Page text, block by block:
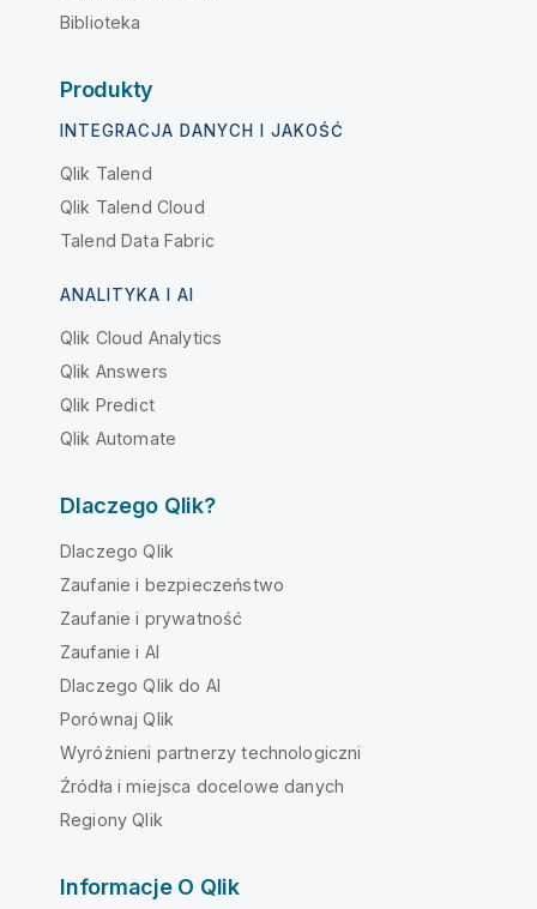
Biblioteka
Produkty
INTEGRACJA DANYCH I JAKOŚĆ
Qlik Talend
Qlik Talend Cloud
Talend Data Fabric
ANALITYKA I AI
Qlik Cloud Analytics
Qlik Answers
Qlik Predict
Qlik Automate
Dlaczego Qlik?
Dlaczego Qlik
Zaufanie i bezpieczeństwo
Zaufanie i prywatność
Zaufanie i AI
Dlaczego Qlik do AI
Porównaj Qlik
Wyróżnieni partnerzy technologiczni
Źródła i miejsca docelowe danych
Regiony Qlik
Informacje O Qlik